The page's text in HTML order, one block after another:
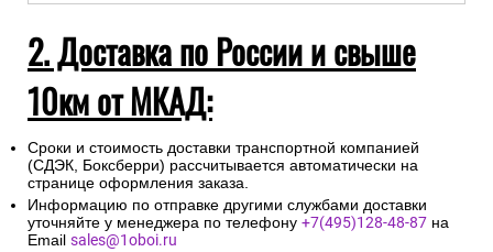
2. Доставка по России и свыше
10км от МКАД:
Сроки и стоимость доставки транспортной компанией
(СДЭК, Боксберри) рассчитывается автоматически на
странице оформления заказа.
Информацию по отправке другими службами доставки
уточняйте у менеджера по телефону +7(495)128-48-87 на
Email sales@1oboi.ru